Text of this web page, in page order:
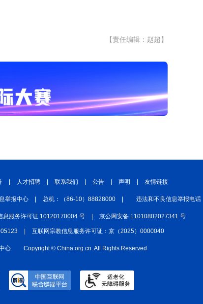
【责任编辑：赵超】
人才招聘 联系我们 公告 声明 友情链接
举报中心 总机：（86-10）88828000 违法和不良信息举报电
息服务许可证 10120170004 号 京公网安备 11010802027341 号
互联网宗教信息服务许可证：京（2025）0000040
心 Copyright © China.org.cn. All Rights Reserved